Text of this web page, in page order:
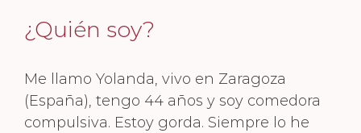
¿Quién soy?
Me llamo Yolanda, vivo en Zaragoza
(España), tengo 44 años y soy comedora
compulsiva. Estoy gorda. Siempre lo he